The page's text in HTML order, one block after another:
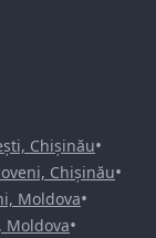
Chișinău•
Chișinău•
Moldova•
Moldova•